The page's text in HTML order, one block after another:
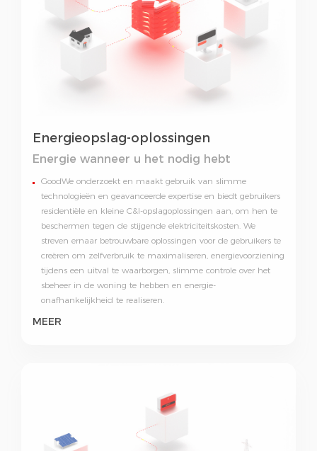
Energieopslag-oplossingen
Energie wanneer u het nodig hebt
GoodWe onderzoekt en maakt gebruik van slimme
technologieën en geavanceerde expertise en biedt gebruikers
residentiële en kleine C&I-opslagoplossingen aan, om hen te
beschermen tegen de stijgende elektriciteitskosten. We
streven ernaar betrouwbare oplossingen voor de gebruikers te
creëren om zelfverbruik te maximaliseren, energievoorziening
tijdens een uitval te waarborgen, slimme controle over het
sbeheer in de woning te hebben en energie-
onafhankelijkheid te realiseren.
MEER